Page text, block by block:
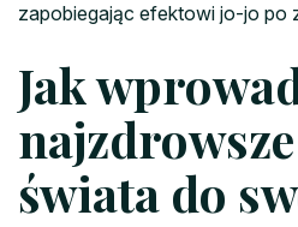
zapobiegając efektowi jo-jo po
Jak
świata do